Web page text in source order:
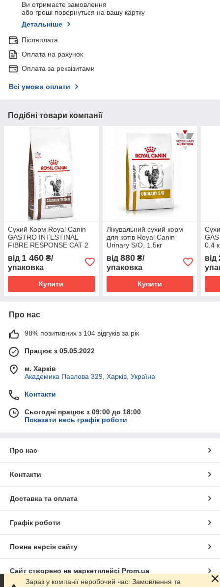
Ви отримаєте замовлення
або гроші повернуться на вашу картку
Детальніше
Післяплата
Оплата на рахунок
Оплата за реквізитами
Всі умови оплати
Подібні товари компанії
Сухий Корм Royal Canin
GASTRO INTESTINAL
FIBRE RESPONSE CAT 2
від 1 460 ₴/
упаковка
Купити
Лікувальний сухий корм
для котів Royal Canin
Urinary S/O, 1.5кг
від 880₴/
упаковка
Купити
0.4
від
Про нас
98% позитивних з 104 відгуків за рік
Працює з 05.05.2022
м. Харків
Академика Павлова 329, Харків, Україна
Контакти
Сьогодні працює з 09:00 до 18:00
Показати весь графік роботи
Про нас
Контакти
Доставка та оплата
Графік роботи
Повна версія сайту
Сайт створено на маркетплейсі Prom.ua
Зараз у компанії неробочий час. Замовлення та